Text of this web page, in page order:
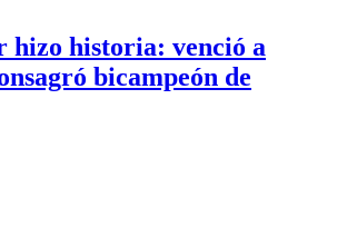
hizo historia: venció a
bicampeón de